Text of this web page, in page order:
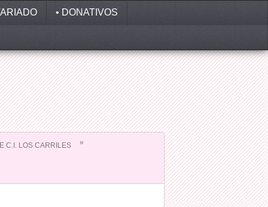
• DONATIVOS
C.I. LOS CARRILES »